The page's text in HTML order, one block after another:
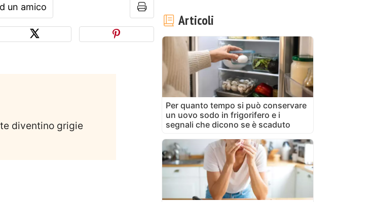
un amico
diventino grigie
Articoli
Per quanto tempo si può conservare
un uovo sodo in frigorifero e i
segnali che dicono se è scaduto